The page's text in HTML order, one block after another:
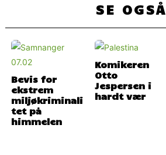
SE OGSÅ
Bevis for
ekstrem
miljøkriminali
tet på
himmelen
Komikeren
Otto
Jespersen i
hardt vær